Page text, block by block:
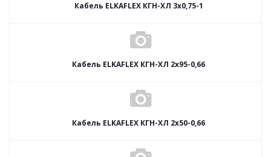
Кабель ELKAFLEX КГН-ХЛ 3x0,75-1
Кабель ELKAFLEX КГН-ХЛ 2x95-0,66
Кабель ELKAFLEX КГН-ХЛ 2x50-0,66